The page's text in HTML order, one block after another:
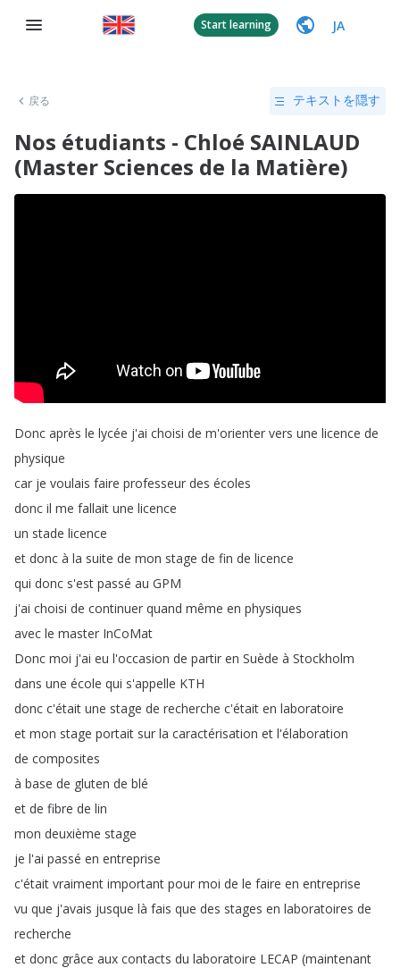
Start learning JA
戻る テキストを隠す
Nos étudiants - Chloé SAINLAUD
(Master Sciences de la Matière)
Donc après le lycée j'ai choisi de m'orienter vers une licence de
physique
car je voulais faire professeur des écoles
donc il me fallait une licence
un stade licence
et donc à la suite de mon stage de fin de licence
qui donc s'est passé au GPM
j'ai choisi de continuer quand même en physiques
avec le master InCoMat
Donc moi j'ai eu l'occasion de partir en Suède à Stockholm
dans une école qui s'appelle KTH
donc c'était une stage de recherche c'était en laboratoire
et mon stage portait sur la caractérisation et l'élaboration
de composites
à base de gluten de blé
et de fibre de lin
mon deuxième stage
je l'ai passé en entreprise
c'était vraiment important pour moi de le faire en entreprise
vu que j'avais jusque là fais que des stages en laboratoires de
recherche
et donc grâce aux contacts du laboratoire LECAP (maintenant